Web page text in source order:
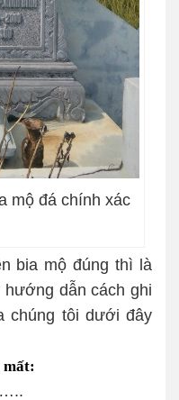
mộ đá chính xác
bia mộ đúng thì là
dẫn cách ghi
chúng tôi dưới đây
mất: